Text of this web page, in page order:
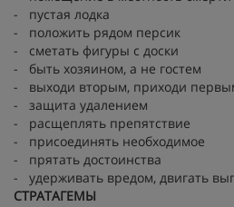
- пустая лодка
- положить рядом персик
- сметать фигуры с доски
- быть хозяином, а не гостем
- выходи вторым, приходи
- защита удалением
- расщеплять препятствие
- присоединять необходимое
- прятать достоинства
- удерживать вредом, двигать
СТРАТАГЕМЫ